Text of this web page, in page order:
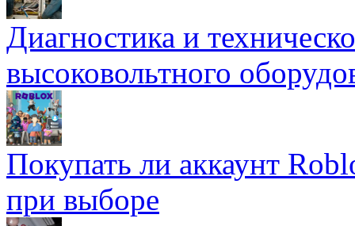
Диагностика и
высоковольтного
Покупать ли аккаунт
при выборе